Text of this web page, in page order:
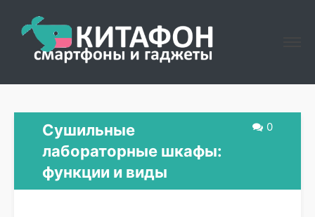
0
Сушильные
лабораторные шкафы:
функции и виды